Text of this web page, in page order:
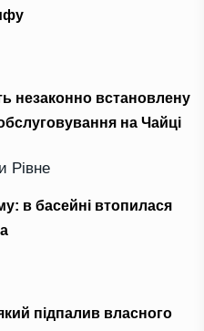
незаконно встановлену
на Чайці
Рівне
в басейні втопилася
підпалив власного